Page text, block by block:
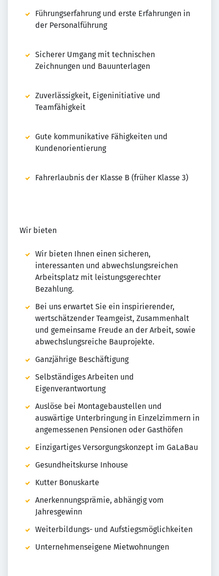
Führungserfahrung und erste Erfahrungen in
der Personalführung
Sicherer Umgang mit technischen
Zeichnungen und Bauunterlagen
Zuverlässigkeit, Eigeninitiative und
Teamfähigkeit
Gute kommunikative Fähigkeiten und
Kundenorientierung
Fahrerlaubnis der Klasse B (früher Klasse 3)
Wir bieten
Wir bieten Ihnen einen sicheren,
interessanten und abwechslungsreichen
Arbeitsplatz mit leistungsgerechter
Bezahlung.
Bei uns erwartet Sie ein inspirierender,
wertschätzender Teamgeist, Zusammenhalt
und gemeinsame Freude an der Arbeit, sowie
abwechslungsreiche Bauprojekte.
Ganzjährige Beschäftigung
Selbständiges Arbeiten und
Eigenverantwortung
Auslöse bei Montagebaustellen und
auswärtige Unterbringung in Einzelzimmern in
angemessenen Pensionen oder Gasthöfen
Einzigartiges Versorgungskonzept im GaLaBau
Gesundheitskurse Inhouse
Kutter Bonuskarte
Anerkennungsprämie, abhängig vom
Jahresgewinn
Weiterbildungs- und Aufstiegsmöglichkeiten
Unternehmenseigene Mietwohnungen